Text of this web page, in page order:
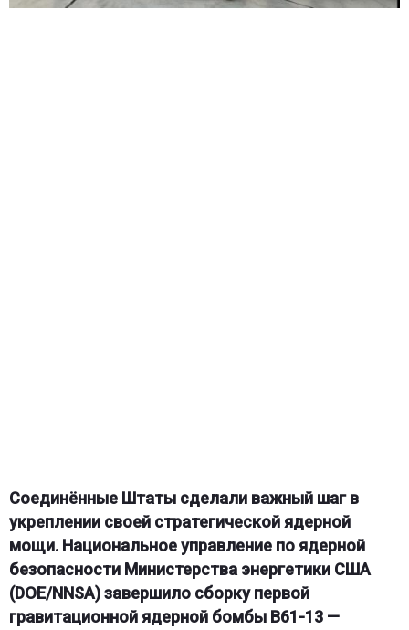
Соединённые Штаты сделали важный шаг в
укреплении своей стратегической ядерной
мощи. Национальное управление по ядерной
безопасности Министерства энергетики США
(DOE/NNSA) завершило сборку первой
гравитационной ядерной бомбы B61-13 —